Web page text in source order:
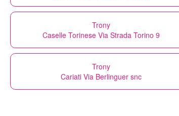
Trony
Caselle Torinese Via Strada Torino 9
Trony
Cariati Via Berlinguer snc